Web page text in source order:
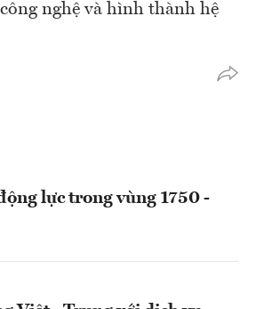
nghệ và hình thành hệ
lực trong vùng 1750 -